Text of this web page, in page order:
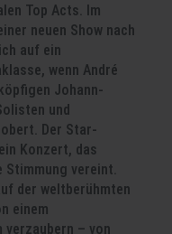
Top Acts. Im
neuen Show nach
auf ein
wenn André
Johann-
und
Der Star-
Konzert, das
vereint.
der weltberühmten
einem
verzaubern – von